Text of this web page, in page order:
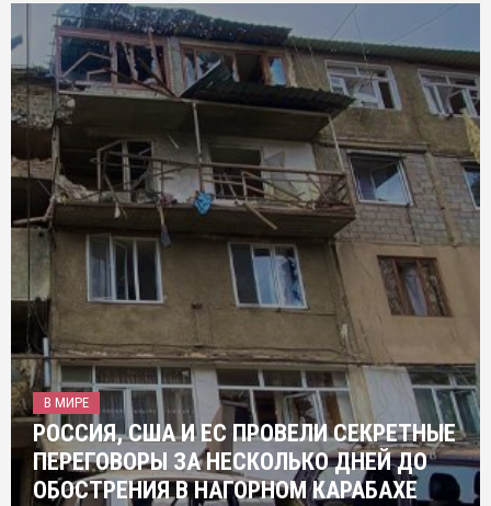
В МИРЕ
РОССИЯ, США И ЕС ПРОВЕЛИ СЕКРЕТНЫЕ
ПЕРЕГОВОРЫ ЗА НЕСКОЛЬКО ДНЕЙ ДО
ОБОСТРЕНИЯ В НАГОРНОМ КАРАБАХЕ